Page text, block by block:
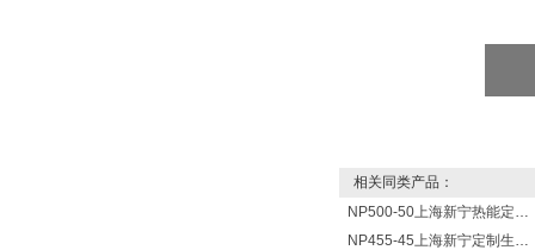
相关同类产品：
NP500-50上海新宁热能定制各式不锈钢水箱容器
NP455-45上海新宁定制生产各式不锈钢容器